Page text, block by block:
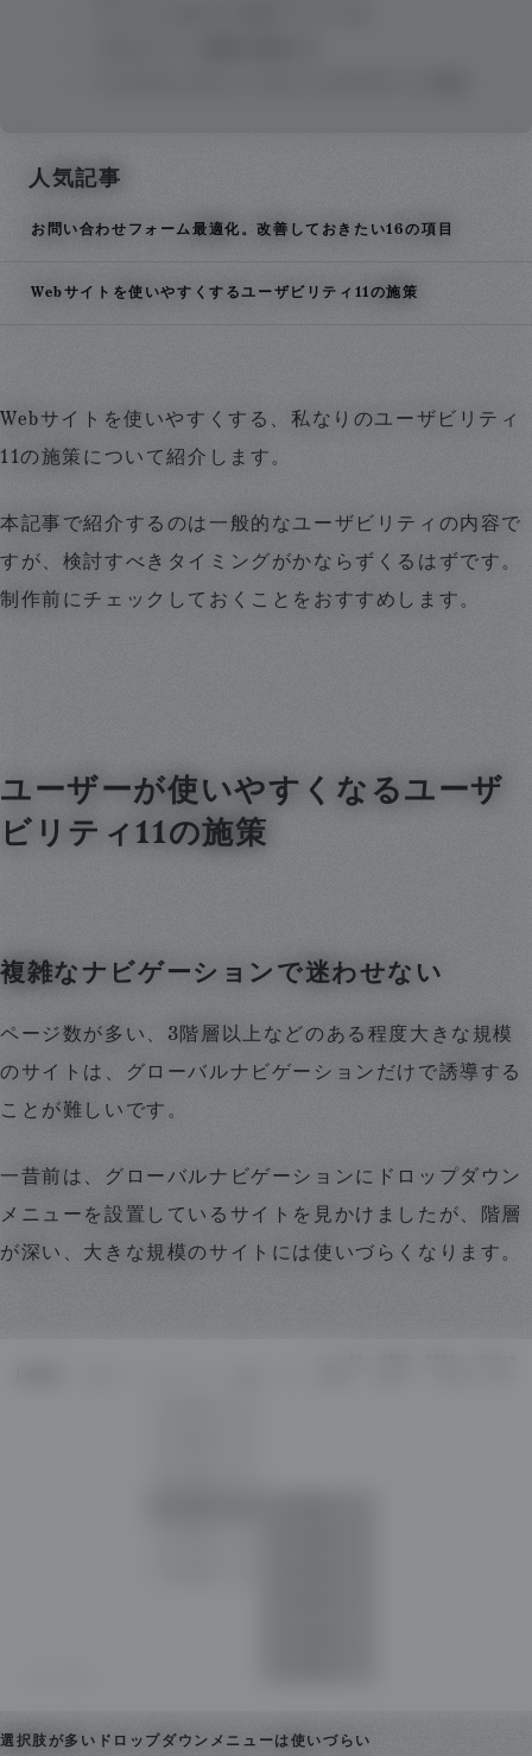
文章内のテキストリンクは明確にデザインすべき
リンクのラベリングは適切に
読み込み時間の短縮化
人気記事
お問い合わせフォーム最適化。改善しておきたい16の項目
Webサイトを使いやすくするユーザビリティ11の施策
Webサイトを使いやすくする、私なりのユーザビリティ
11の施策について紹介します。
本記事で紹介するのは一般的なユーザビリティの内容で
すが、検討すべきタイミングがかならずくるはずです。
制作前にチェックしておくことをおすすめします。
ユーザーが使いやすくなるユーザ
ビリティ11の施策
複雑なナビゲーションで迷わせない
ページ数が多い、3階層以上などのある程度大きな規模
のサイトは、グローバルナビゲーションだけで誘導する
ことが難しいです。
一昔前は、グローバルナビゲーションにドロップダウン
メニューを設置しているサイトを見かけましたが、階層
が深い、大きな規模のサイトには使いづらくなります。
選択肢が多いドロップダウンメニューは使いづらい